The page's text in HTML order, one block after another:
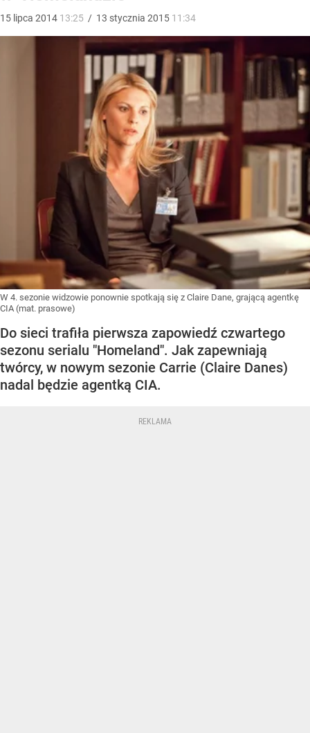
15 lipca 2014 13:25 / 13 stycznia 2015 11:34
W 4. sezonie widzowie ponownie spotkają się z Claire Dane, grającą agentkę
CIA (mat. prasowe)
Do sieci trafiła pierwsza zapowiedź czwartego
sezonu serialu "Homeland". Jak zapewniają
twórcy, w nowym sezonie Carrie (Claire Danes)
nadal będzie agentką CIA.